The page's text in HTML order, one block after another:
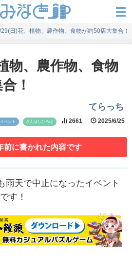
日)花、植物、農作物、食物が約50店大集合！
物、農作物、食物
！
てらっち
イベント さんばしひろば 2661 2025/6/25
前に書かれた内容です
雨天で中止になったイベント
す！